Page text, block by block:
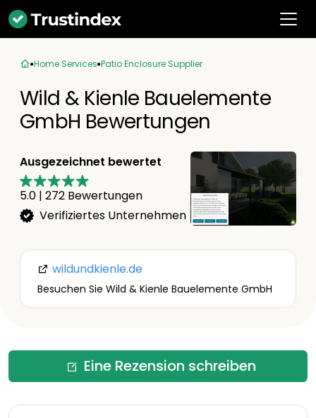
Home Services Patio Enclosure Supplier
Wild & Kienle Bauelemente
GmbH Bewertungen
Ausgezeichnet bewertet
5.0 | 272 Bewertungen
Verifiziertes Unternehmen
wildundkienle.de
Besuchen Sie Wild & Kienle Bauelemente GmbH
Eine Rezension schreiben